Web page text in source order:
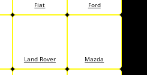
Fiat Ford
Land Rover Mazda